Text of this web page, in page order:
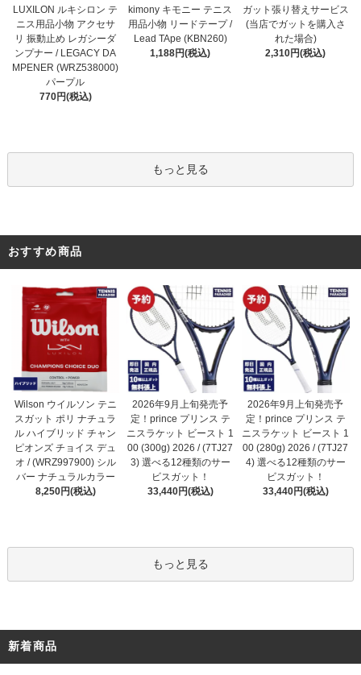
LUXILON ルキシロン テ
ニス用品小物 アクセサ
リ 振動止め レガシーダ
ンプナー / LEGACY DA
MPENER (WRZ538000)
パープル
770円(税込)
kimony キモニー テニス
用品小物 リードテープ /
Lead TApe (KBN260)
1,188円(税込)
ガット張り替えサービス
(当店でガットを購入さ
れた場合)
2,310円(税込)
もっと見る
おすすめ商品
Wilson ウイルソン テニ
スガット ポリ ナチュラ
ル ハイブリッド チャン
ピオンズ チョイス デュ
オ / (WRZ997900) シル
バー ナチュラルカラー
8,250円(税込)
2026年9月上旬発売予
定！prince プリンス テ
ニスラケット ビースト 1
00 (300g) 2026 / (7TJ27
3) 選べる12種類のサー
ビスガット！
33,440円(税込)
2026年9月上旬発売予
定！prince プリンス テ
ニスラケット ビースト 1
00 (280g) 2026 / (7TJ27
4) 選べる12種類のサー
ビスガット！
33,440円(税込)
もっと見る
新着商品